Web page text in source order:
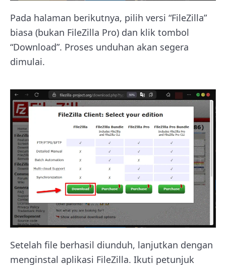
Pada halaman berikutnya, pilih versi “FileZilla”
biasa (bukan FileZilla Pro) dan klik tombol
“Download”. Proses unduhan akan segera
dimulai.
Setelah file berhasil diunduh, lanjutkan dengan
menginstal aplikasi FileZilla. Ikuti petunjuk